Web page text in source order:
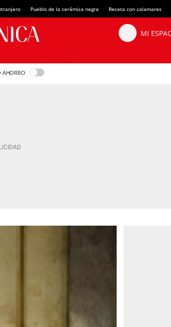
Pueblo de la cerámica negra Receta con calamares
AHORRO